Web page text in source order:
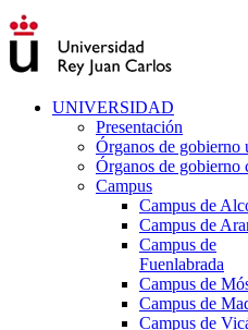
UNIVERSIDAD
Presentación
Órganos de gobierno
Órganos de gobierno
Campus
Campus de
Campus de
Campus de
Fuenlabrada
Campus de
Campus de
Campus de